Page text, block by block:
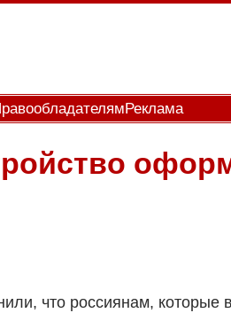
Реклама
что россиянам, которые